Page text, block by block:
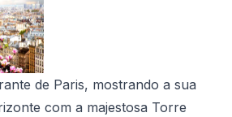
de Paris, mostrando a sua
com a majestosa Torre